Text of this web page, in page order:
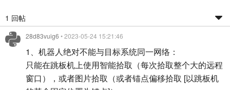
1 回帖
28d83vuig6 • 2023-05-24 15:21:46
1、机器人绝对不能与目标系统同一网络：
只能在跳板机上使用智能拾取（每次拾取整个大的远程
窗口），或者图片拾取（或者锚点偏移拾取 [以跳板机